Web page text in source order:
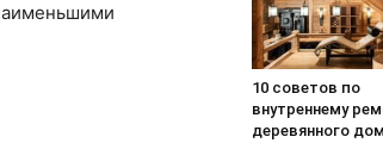
10 советов по
внутреннему
деревянного